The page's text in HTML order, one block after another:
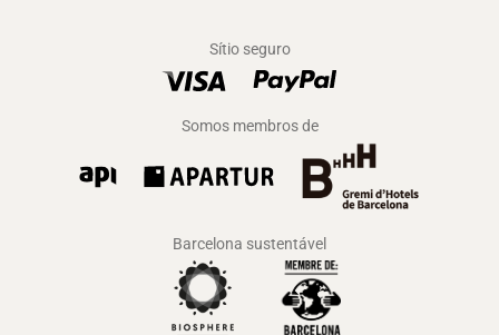
Sítio seguro
Somos membros de
Barcelona sustentável